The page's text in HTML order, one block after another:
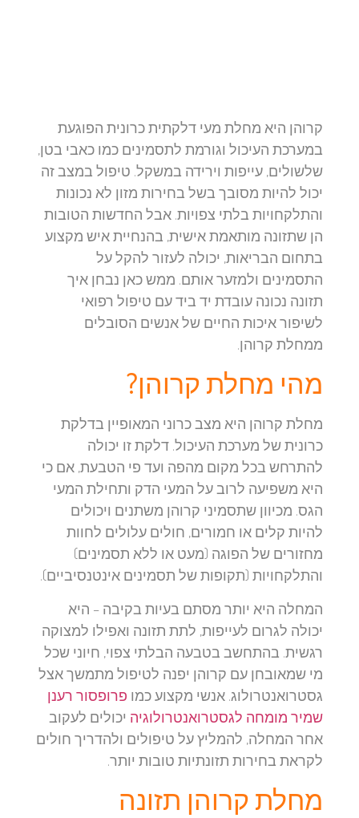
קרוהן היא מחלת מעי דלקתית כרונית הפוגעת
במערכת העיכול וגורמת לתסמינים כמו כאבי בטן,
שלשולים, עייפות וירידה במשקל. טיפול במצב זה
יכול להיות מסובך בשל בחירות מזון לא נכונות
והתלקחויות בלתי צפויות. אבל החדשות הטובות
הן שתזונה מותאמת אישית, בהנחיית איש מקצוע
בתחום הבריאות, יכולה לעזור להקל על
התסמינים ולמזער אותם. ממש כאן נבחן איך
תזונה נכונה עובדת יד ביד עם טיפול רפואי
לשיפור איכות החיים של אנשים הסובלים
ממחלת קרוהן.
מהי מחלת קרוהן?
מחלת קרוהן היא מצב כרוני המאופיין בדלקת
כרונית של מערכת העיכול. דלקת זו יכולה
להתרחש בכל מקום מהפה ועד פי הטבעת, אם כי
היא משפיעה לרוב על המעי הדק ותחילת המעי
הגס. מכיוון שתסמיני קרוהן משתנים ויכולים
להיות קלים או חמורים, חולים עלולים לחוות
מחזורים של הפוגה (מעט או ללא תסמינים)
והתלקחויות (תקופות של תסמינים אינטנסיביים).
המחלה היא יותר מסתם בעיות בקיבה – היא
יכולה לגרום לעייפות, לתת תזונה ואפילו למצוקה
רגשית. בהתחשב בטבעה הבלתי צפוי, חיוני שכל
מי שמאובחן עם קרוהן יפנה לטיפול מתמשך אצל
גסטרואנטרולוג. אנשי מקצוע כמופרופסור רענן
שמיר מומחה לגסטרואנטרולוגיהיכולים לעקוב
אחר המחלה, להמליץ על טיפולים ולהדריך חולים
לקראת בחירות תזונתיות טובות יותר.
מחלת קרוהן תזונה